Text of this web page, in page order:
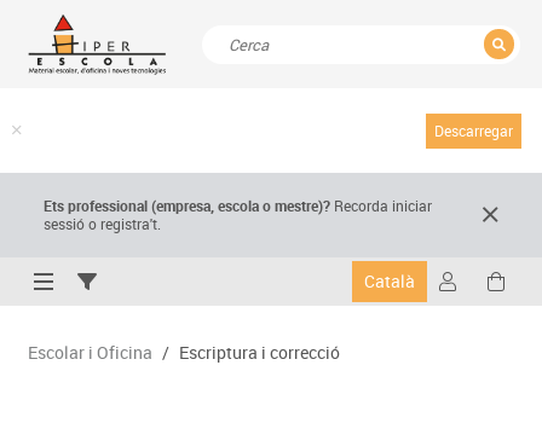
Descarregar
Ets professional (empresa,escola o mestre)? Recorda iniciar
sessió o registra't.
Català
Escolar i Oficina / Escriptura i correcció